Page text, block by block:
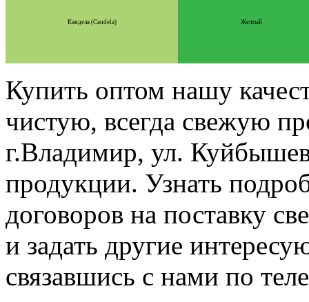
Кандела (Candela) Желтый
Купить оптом нашу
чистую, всегда свежую
г.Владимир, ул.
продукции. Узнать
договоров на поставку
и задать другие
связавшись с нами по